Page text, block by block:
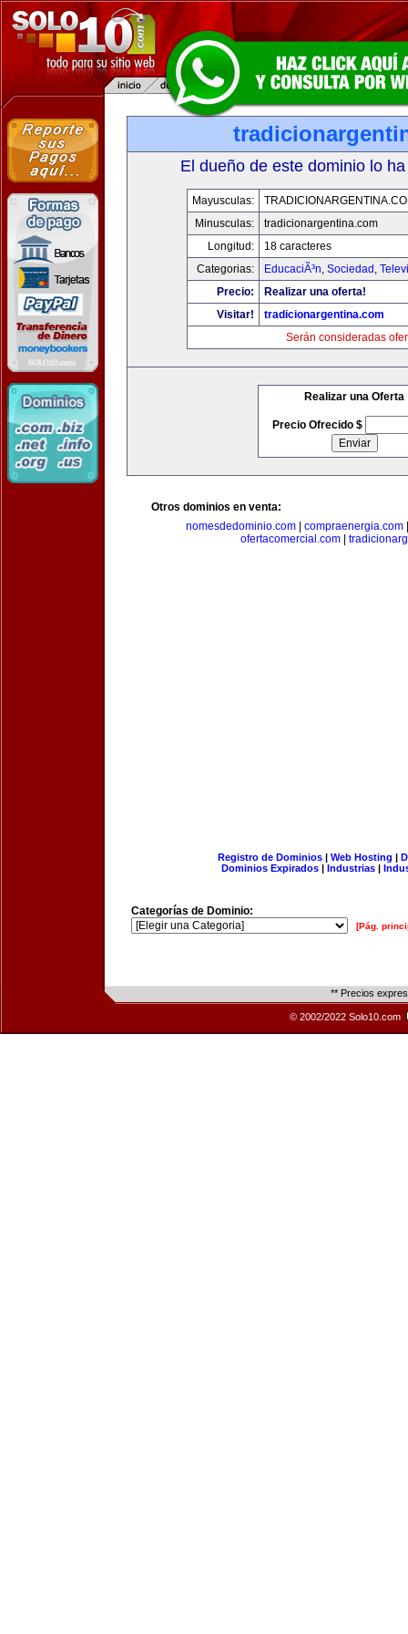
El dueño de este dominio lo
Mayusculas:
Minusculas:
tradicionargentina.com
Longitud:
18 caracteres
Categorias:
EducaciÃ³n, Sociedad ,
Precio:
Realizar una oferta!
Visitar!
tradicionargentina.com
Serán consideradas
Realizar una Oferta
Precio Ofrecido $
Otros dominios en venta:
nomesdedominio.com| compraenergia.com
ofertacomercial.com
Registro de Dominios| Web Hosting |
Dominios Expirados | Industrias |
Categorías de Dominio:
[Pág.
** Precios
© 2002/2022 Solo10.com